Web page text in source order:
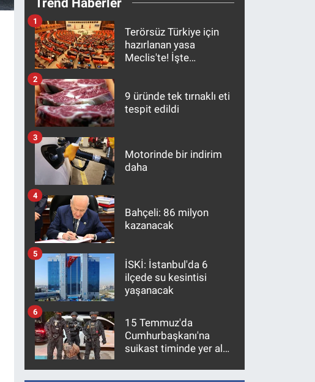
Terörsüz Türkiye için
hazırlanan yasa
Meclis'te! İşte
1
9 üründe tek tırnaklı eti
tespit edildi
2
Motorinde bir indirim
daha
3
Bahçeli: 86 milyon
kazanacak
4
İSKİ: İstanbul'da 6
ilçede su kesintisi
yaşanacak
5
15 Temmuz'da
Cumhurbaşkanı'na
suikast timinde yer alan
10 yıl sonra yakalandı
6